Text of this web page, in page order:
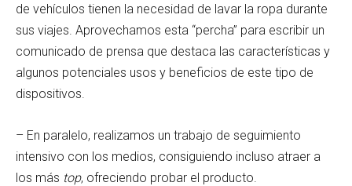
de vehículos tienen la necesidad de lavar la ropa durante
sus viajes. Aprovechamos esta “percha” para escribir un
comunicado de prensa que destaca las características y
algunos potenciales usos y beneficios de este tipo de
dispositivos.
– En paralelo, realizamos un trabajo de seguimiento
intensivo con los medios, consiguiendo incluso atraer a
los más top, ofreciendo probar el producto.